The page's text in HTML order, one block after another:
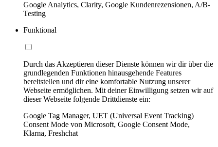
Google Analytics, Clarity, Google Kundenrezensionen, A/B-
Testing
Funktional
Durch das Akzeptieren dieser Dienste können wir dir über die
grundlegenden Funktionen hinausgehende Features
bereitstellen und dir eine komfortable Nutzung unserer
Webseite ermöglichen. Mit deiner Einwilligung setzen wir auf
dieser Webseite folgende Drittdienste ein:
Google Tag Manager, UET (Universal Event Tracking)
Consent Mode von Microsoft, Google Consent Mode,
Klarna, Freshchat